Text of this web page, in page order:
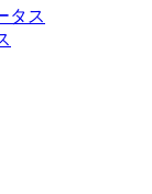
タス